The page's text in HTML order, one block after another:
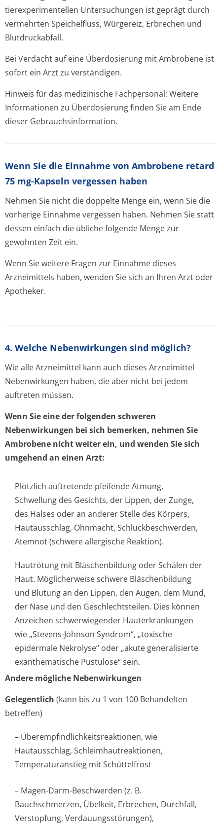
tierexperimentellen Untersuchungen ist geprägt durch
vermehrten Speichelfluss, Würgereiz, Erbrechen und
Blutdruckabfall.
Bei Verdacht auf eine Überdosierung mit Ambrobene ist
sofort ein Arzt zu verständigen.
Hinweis für das medizinische Fachpersonal: Weitere
Informationen zu Überdosierung finden Sie am Ende
dieser Gebrauchsinfor­mation.
Wenn Sie die Einnahme von Ambrobene retard
75 mg-Kapseln vergessen haben
Nehmen Sie nicht die doppelte Menge ein, wenn Sie die
vorherige Einnahme vergessen haben. Nehmen Sie statt
dessen einfach die übliche folgende Menge zur
gewohnten Zeit ein.
Wenn Sie weitere Fragen zur Einnahme dieses
Arzneimittels haben, wenden Sie sich an Ihren Arzt oder
Apotheker.
4. Welche Nebenwirkungen sind möglich?
Wie alle Arzneimittel kann auch dieses Arzneimittel
Nebenwirkungen haben, die aber nicht bei jedem
auftreten müssen.
Wenn Sie eine der folgenden schweren
Nebenwirkungen bei sich bemerken, nehmen Sie
Ambrobene nicht weiter ein, und wenden Sie sich
umgehend an einen Arzt:
Plötzlich auftretende pfeifende Atmung,
Schwellung des Gesichts, der Lippen, der Zunge,
des Halses oder an anderer Stelle des Körpers,
Hautausschlag, Ohnmacht, Schluckbeschwerden,
Atemnot (schwere allergische Reaktion).
Hautrötung mit Bläschenbildung oder Schälen der
Haut. Möglicherweise schwere Bläschenbildung
und Blutung an den Lippen, den Augen, dem Mund,
der Nase und den Geschlechtsteilen. Dies können
Anzeichen schwerwiegender Hauterkrankungen
wie „Stevens-Johnson Syndrom“, „toxische
epidermale Nekrolyse“ oder „akute generalisierte
exanthematische Pustulose“ sein.
Andere mögliche Nebenwirkungen
Gelegentlich (kann bis zu 1 von 100 Behandelten
betreffen)
– Überempfindlichke­itsreaktionen, wie
Hautausschlag, Schleimhautre­aktionen,
Temperaturanstieg mit Schüttelfrost
– Magen-Darm-Beschwerden (z. B.
Bauchschmerzen, Übelkeit, Erbrechen, Durchfall,
Verstopfung, Verdauungsstörun­gen),